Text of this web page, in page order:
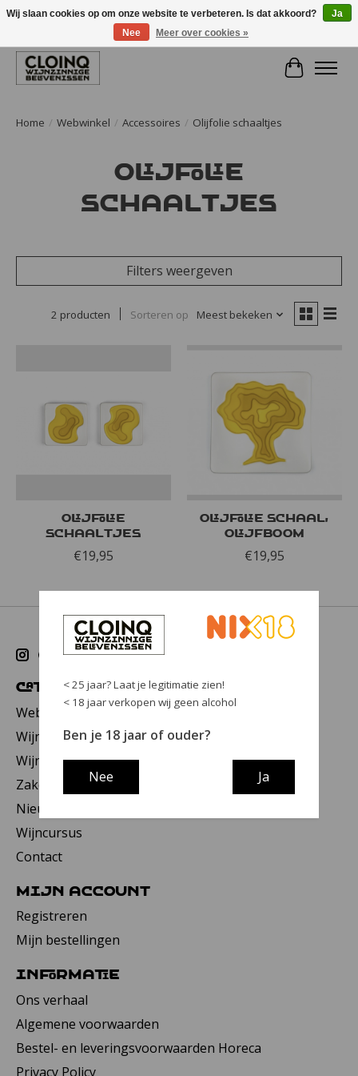
Large selection of products and fast shipping!
Home / Webwinkel / Accessoires / Olijfolie schaaltjes
Olijfolie
schaaltjes
Filters weergeven
2 producten Sorteren op Meest bekeken
Olijfolie
schaaltjes
€19,95
Olijfolie schaal,
olijfboom
€19,95
Categorieën
Webwinkel
Wijnwinkel
Wijnbar
Zakelijk
Nieuws
Wijncursus
Contact
Mijn account
Registreren
Mijn bestellingen
Informatie
Ons verhaal
Algemene voorwaarden
Bestel- en leveringsvoorwaarden Horeca
Privacy Policy
Wij slaan cookies op om onze website te verbeteren. Is dat akkoord?
Ja
Nee
Meer over cookies »
< 25 jaar? Laat je legitimatie zien!
< 18 jaar verkopen wij geen alcohol
Ben je 18 jaar of ouder?
Nee Ja